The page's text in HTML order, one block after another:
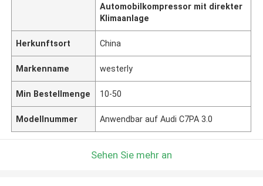
Automobilkompressor mit direkter
Klimaanlage
Herkunftsort China
Markenname westerly
Min Bestellmenge 10-50
Modellnummer Anwendbar auf Audi C7PA 3.0
Sehen Sie mehr an